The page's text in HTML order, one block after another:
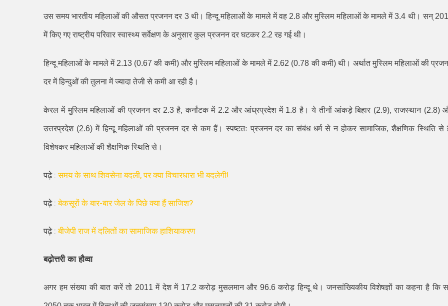
उस समय भारतीय महिलाओं की औसत प्रजनन दर 3थी। हिन्दू महिलाओें के मामले में वह 2.8 और मुस्लिम महिलाओं के मामले में3.4 थी। सन्
में किए गए राष्ट्रीय परिवार स्वास्थ्य सर्वेक्षण के अनुसार कुल प्रजनन दर घटकर 2.2 रह गई थी।
हिन्दू महिलाओं के मामले में 2.13 (0.67 की कमी) और मुस्लिम महिलाओं के मामले में 2.62 (0.78 की कमी) थी। अर्थात मुस्लिम महिलाओं की
दर में हिन्दुओं की तुलना में ज्यादा तेजी से कमी आ रही है।
केरल में मुस्लिम महिलाओं की प्रजनन दर 2.3है,कर्नांटक में 2.2 और आंध्रप्रदेश में 1.8 है। ये तीनों आंकड़े बिहार (2.9),राजस्थान (2.8)
उत्तरप्रदेश (2.6)में हिन्दू महिलाओं की प्रजनन दर से कम हैं। स्पष्टतः प्रजनन दर का संबंध धर्म से न होकर सामाजिक,शैक्षणिक स्थिति से
विशेषकर महिलाओं की शैक्षणिक स्थिति से।
पढ़े :समय के साथ शिवसेना बदली, पर क्या विचारधारा भी बदलेगी!
पढ़े :बेकसूरों के बार-बार जेल के पिछे क्या हैं साजिश?
पढ़े :बीजेपी राज में दलितों का सामाजिक हाशियाकरण
बढ़ोत्तरी का हौव्वा
अगर हम संख्या की बात करें तो 2011 में देश में 17.2 करोड़ मुसलमान और 96.6करोड़ हिन्दू थे। जनसांख्यिकीय विशेषज्ञों का कहना है कि